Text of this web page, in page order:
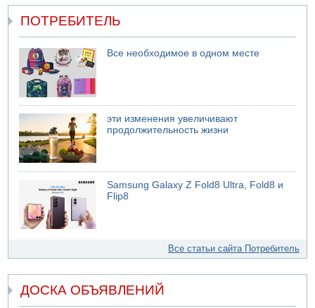
ПОТРЕБИТЕЛЬ
Все необходимое в одном месте
эти изменения увеличивают
продолжительность жизни
Samsung Galaxy Z Fold8 Ultra, Fold8 и
Flip8
Все статьи сайта Потребитель
ДОСКА ОБЪЯВЛЕНИЙ